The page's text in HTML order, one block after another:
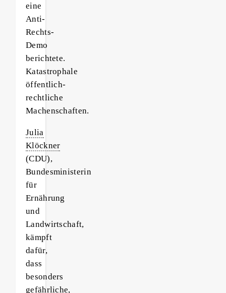
eine
Anti-
Rechts-
Demo
berichtete.
Katastrophale
öffentlich-
rechtliche
Machenschaften.
Julia
Klöckner
(CDU),
Bundesministerin
für
Ernährung
und
Landwirtschaft,
kämpft
dafür,
dass
besonders
gefährliche,